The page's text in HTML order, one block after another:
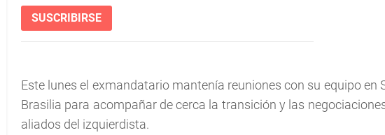
SUSCRIBIRSE
Este lunes el exmandatario mantenía reuniones con su equipo en
Brasilia para acompañar de cerca la transición y las
aliados del izquierdista.